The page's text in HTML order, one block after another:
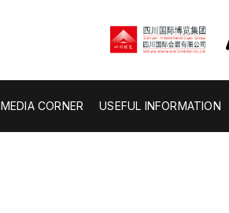
MEDIA CORNER USEFUL INFORMATION